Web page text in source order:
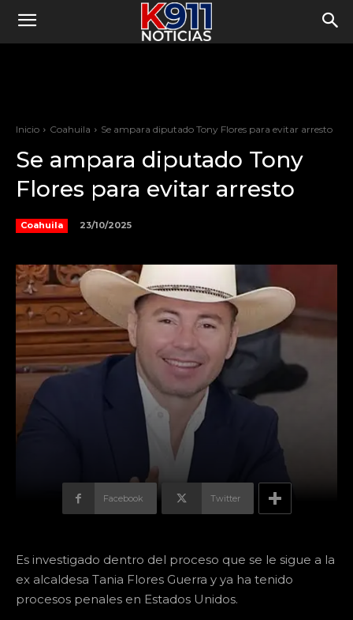
Inicio Coahuila Se ampara diputado Tony Flores para evitar arresto
Se ampara diputado Tony
Flores para evitar arresto
Coahuila 23/10/2025
Facebook Twitter
Es investigado dentro del proceso que se le sigue a la
ex alcaldesa Tania Flores Guerra y ya ha tenido
procesos penales en Estados Unidos.